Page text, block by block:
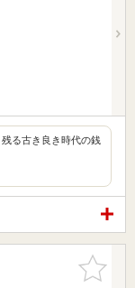
る古き良き時代の銭
お気に入
りに追加